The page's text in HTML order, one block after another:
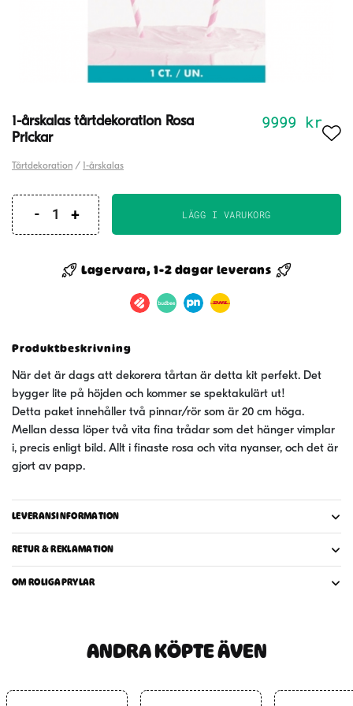
1-årskalas tårtdekoration Rosa
Prickar
9999 kr
Tårtdekoration / 1-årskalas
1-
tårtdekoration
Rosa
LÄGG I VARUKORG
Lagervara, 1-2 dagar leverans
Produktbeskrivning
När det är dags att dekorera tårtan är detta kit perfekt. Det
bygger lite på höjden och kommer se spektakulärt ut!
Detta paket innehåller två pinnar/rör som är 20 cm höga.
Mellan dessa löper två vita fina trådar som det hänger vimplar
i, precis enligt bild. Allt i finaste rosa och vita nyanser, och det är
gjort av papp.
LEVERANSINFORMATION
RETUR & REKLAMATION
OM ROLIGAPRYLAR
ANDRA KÖPTE ÄVEN